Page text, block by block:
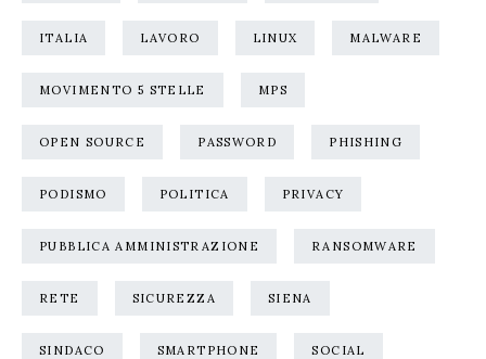
ITALIA LAVORO LINUX MALWARE
MOVIMENTO 5 STELLE MPS
OPEN SOURCE PASSWORD PHISHING
PODISMO POLITICA PRIVACY
PUBBLICA AMMINISTRAZIONE RANSOMWARE
RETE SICUREZZA SIENA
SINDACO SMARTPHONE SOCIAL